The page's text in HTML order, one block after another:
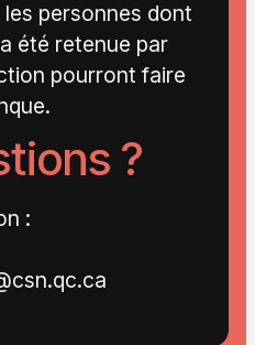
personnes dont
été retenue par
pourront faire
?
: